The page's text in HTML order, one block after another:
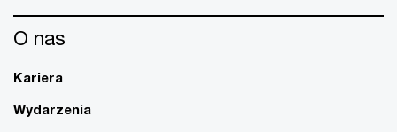
O nas
Kariera
Wydarzenia